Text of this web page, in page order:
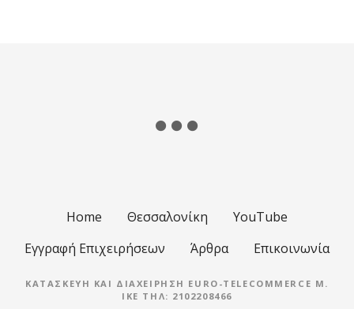
ο
ή
Home Θεσσαλονίκη
YouTube
Εγγραφή Επιχειρήσεων
Άρθρα Επικοινωνία
ΚΑΤΑΣΚΕΥΉ ΚΑΙ ΔΙΑΧΕΊΡΗΣΗ EURO-TELECOMMERCE M.
IKE ΤΗΛ: 2102208466